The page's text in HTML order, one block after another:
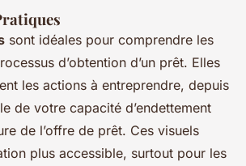
sont idéales pour comprendre les
d’obtention d’un prêt. Elles
les actions à entreprendre, depuis
de votre capacité d’endettement
de l’offre de prêt. Ces visuels
plus accessible, surtout pour les